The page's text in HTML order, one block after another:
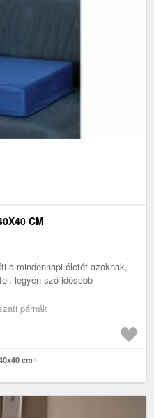
CM
a mindennapi életét azoknak,
legyen szó idősebb
párnák
cm